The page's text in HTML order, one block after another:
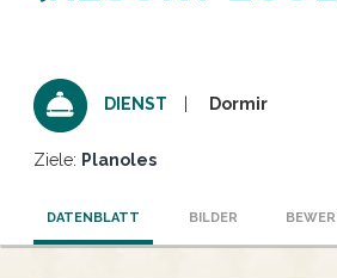
DIENST Dormir
Ziele: Planoles
DATENBLATT BILDER